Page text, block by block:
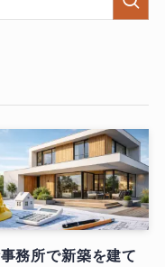
務所で新築を建て